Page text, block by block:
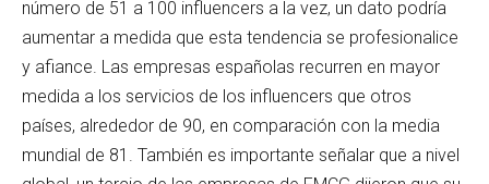
número de 51 a 100 influencers a la vez, un dato podría
aumentar a medida que esta tendencia se profesionalice
y afiance. Las empresas españolas recurren en mayor
medida a los servicios de los influencers que otros
países, alrededor de 90, en comparación con la media
mundial de 81. También es importante señalar que a nivel